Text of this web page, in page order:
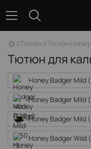
Тютюн Тютюн Honey
Тютюн для
Honey Badger Mild
Honey Badger Mild
Honey Badger Mild
Honey Badger Wild